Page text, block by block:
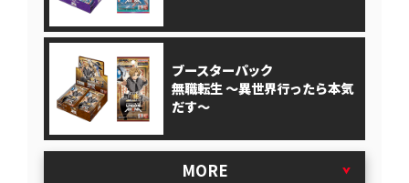
ブースターパック
無職転生 ～異世界行ったら本気
だす～
MORE